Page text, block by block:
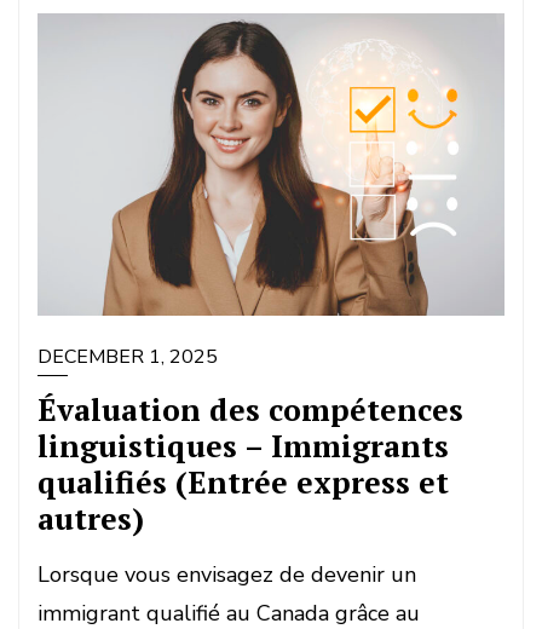
DECEMBER 1, 2025
Évaluation des compétences
linguistiques – Immigrants
qualifiés (Entrée express et
autres)
Lorsque vous envisagez de devenir un
immigrant qualifié au Canada grâce au